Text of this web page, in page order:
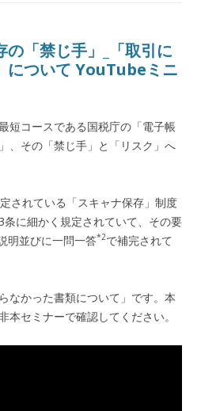
の「禁じ手」_「取引に
について YouTubeミニ
短コースである国税庁の「電子帳
、その「禁じ手」と「リスク」へ
されている「スキャナ保存」制度
に細かく規定されていて、その要
明並びに一問一答*2で補完されて
なかった書類について」です。本
本セミナーで確認してください。